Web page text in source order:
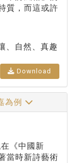
質，而這或許
、自然、真趣
Download
為例
《中國新
當時新詩藝術